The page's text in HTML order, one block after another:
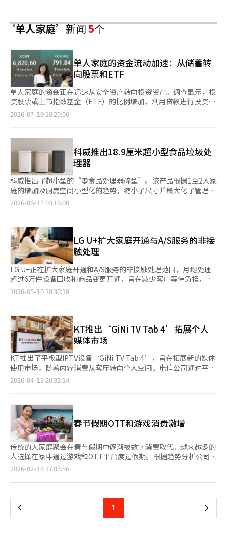
‘单人家庭’新闻5个
单人家庭的资金流动加速：从储蓄转
向股票和ETF
单人家庭的资金正在迅速从安全资产转向投资资产。调查显示，投
资股票或上市指数基金（ETF）的比例增加，利用贷款进行投资的
案例也在上升。 根据KB金融集团于19日发布的《2026韩国单人家
点，“虚拟资产”（3.5%）也增加了1.3个百分点。 所谓的“借贷
投资”增长趋势也得到了确认。持有贷款的投资者中，通过贷款投
资金融产品的经历（34.0%）比2024年的28.8%提高了5.2个百分
点。这被解读为今年股市持续上涨，单人家庭的资金积极从安全资
产转向投资资产的结果。 利用贷款进行投资的经历在性别上存在
显著差异。男性的比例为42.4%，是女性（21.7%）的两倍。男性
在各年龄段的经历者比例均超过30%，其中20岁以下的比例最高
（49.6%）。相反，女性在各年龄段的经历者比例均未超过25%。
庭普遍现象，而是更集中于男性。”并指出：“随着伴随贷款的投
资扩大，男性单人家庭的风险可能会增加。” 从事副业的单人家
庭比例达59.6%，较2022年的42.0%上升了17.6个百分点。大多数
人选择从事副业的原因是“自愿原因”（79.5%），主要动机
是“为余钱和应急资金做准备”（40.4%），显示出更多的是为了
未来而非生计的考虑。尤其是从事多个副业的单人家庭在婚姻、养
老、自我发展和资产管理等方面表现出更积极和自信的态度。 随
着单人生活成为韩国社会的新标准，消费、休闲和饮食习惯也在发
考虑健康的高端食品和独自享受的休闲活动。 单人家庭对当前生
活的满意度（73.5%）和持续意向（58.3%）持续上升。休闲生活
中，偏好“独自”（52.2%）享受的休闲活动明显高于“与他人一
起”（30.0%）和“其他”（17.8%），显示出独处的时间被积极
选择和享受的生活方式。
2026-07-19 18:20:00
科威推出18.9厘米超小型食品垃圾处
理器
科威推出了超小型的“零食品处理器碎型”。该产品根据1至2人家
庭的增加及厨房空间小型化的趋势，缩小了尺寸并最大化了管理便
利性。 根据科威的介绍，此次新产品有2L和3L两种型号。其中，
生活空间相近的环境，该产品采用了“存储模式”，平均噪音仅为
18.7分贝。颜色有瓷白、温和粉、深灰三种可选。 反映小型家庭生
活方式的自动管理功能也十分突出。针对食品垃圾产生较少、需要
几天集中处理的家庭，该产品配备了“安心存储模式”。食品可在
卫生条件下存放最长达7天，并每天进行10分钟的高温加热以抑制
腐败。经过一定时间后，设备会自动切换到“标准模式”，进行食
品的干燥和粉碎。 设备内部管理也十分简便。高温清洗功能使得
干燥桶内部易于维护，蒸汽通过的通道可拆卸清洗。通道中应用的
时，消耗品的管理负担也降低了。使用租赁服务时，除臭滤网等消
耗品会根据更换周期定期配送。涂有陶瓷涂层的干燥桶在租赁期间
可享受一次免费更换服务。 该型号也符合地方政府开展的“食品
垃圾减量设备补贴支持项目”的补贴对象。一次性购买时，可以根
据各地方政府的标准获得部分购买金额的补贴。※ 本报道经人工
智能（AI）系统翻译与编辑。
2026-06-17 03:16:00
LG U+扩大家庭开通与A/S服务的非接
触处理
LG U+正在扩大家庭开通和A/S服务的非接触处理范围，月均处理
超过6万件设备回收和商品变更开通，旨在减少客户等待负担，调
整服务结构。 LG U+在家庭开通和A/S服务中，非接触处理的范围
其中。 以往，家庭开通和A/S主要依赖家庭经理与客户协调时间进
行上门服务。由于互联网产品的特性，快速安装至关重要，但对于
设备回收和商品变更等相对简单的工作，仍需上门服务。随着单人
家庭的增加，越来越多的客户对上门服务感到负担，这也是非接触
转型的背景之一。 LG U+首先改善了服务退订客户的设备回收流
程。以往由家庭经理上门回收设备，现在回收地址不仅限于家庭，
还扩展到工作地点。同时，提供可进行设备包装的专用盒子，并增
加了便利店快递服务。 因此，退订设备的非接触回收数量从月均
件。通过让客户自行包装和寄送，减轻了上门回收的负担。 自助
开通服务也在不断扩大。LG U+增加了客户可自行安装的设备，如
路由器、机顶盒和AI音箱，并在官方网站上提供安装指南和宣传
册。自助开通的数量从月均3000件增加到2025年的13000件，今
年已超过20000件。 客户的反馈也非常积极。LG U+内部调查显
示，推荐快递开通服务的原因中，认为“无需等待家庭经理，快速
安装”的占52%，而“非接触进行”占17%。对于上班族或难以
协调上门时间的客户，非接触方式的便利性显得尤为重要。 LG
U+从今年起在A/S领域也引入了非接触方式。非接触A/S适用于客
网故障等原因不明确的问题，则仍需进行上门A/S。简单故障快速
处理，复杂故障则进行现场响应。 这一变化表明，通信公司的家
庭服务运营正从以往的上门服务转向选择性服务。对于客户而言，
2026-05-10 18:30:18
KT推出‘GiNi TV Tab 4’拓展个人
媒体市场
KT推出了平板型IPTV设备‘GiNi TV Tab 4’，旨在拓展新的媒体
使用市场。随着内容消费从客厅转向个人空间，电信公司通过平板
型IPTV设备创造新需求。KT宣布推出‘GiNi TV Tab 4’，这款设
司正在寻找新的增长动力。根据科学技术信息通信部的数据，韩国
IPTV用户约为2000万，获取新客户变得越来越困难。为此，电信
公司通过多设备战略创造额外需求。KT通过GiNi TV Tab系列扩大
了现有IPTV用户的设备需求。随着单人家庭增加和个人媒体消费
扩大，移动平板IPTV的需求正在增长，尤其是在远程工作和在线
内容消费增加的背景下。GiNi TV Tab 4在个人媒体趋势中增强了
内容的可访问性和AI功能。通过GiNi TV小工具，用户无需打开应
用即可在主屏幕上点击观看热门VOD内容，并通过谷歌的Gemini
AI进行语音搜索和信息查询。硬件性能也有所提升，11英寸屏幕和
6GB内存和128GB存储空间，外部存储支持最大2TB。随着
IPTV、OTT和AI服务竞争加剧，结合设备和平台的生态系统扩展
2026-04-13 20:33:14
春节假期OTT和游戏消费激增
传统的大家庭聚会在春节假期中逐渐被数字消费取代。越来越多的
人选择在家中通过游戏和OTT平台度过假期。根据趋势分析公司
Quantumrun的数据，去年假期期间，全球游戏时间比平日增加了
需。视频内容的消费也在增加。根据数据平台IGAWorks的分析，
了20%。假期不再只是回家团聚，而是集中观看积压剧集的时间。
这种变化反映了价值观和经济状况的变化。人们更倾向于在假期中
2026-02-18 17:03:56
上
页
1 下